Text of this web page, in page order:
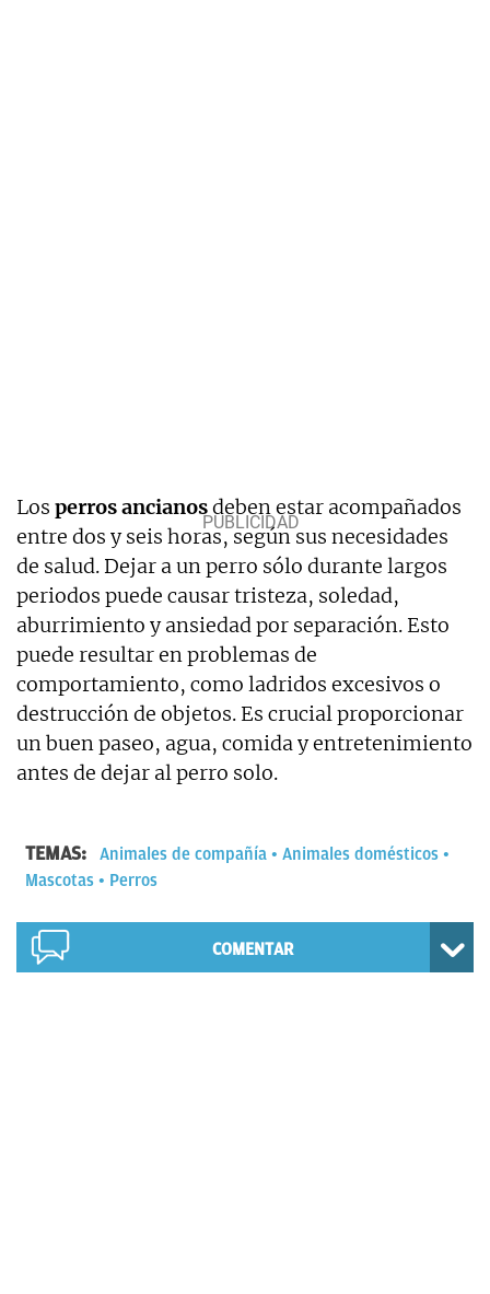
Los perros ancianosdeben estar acompañados
entre dos y seis horas, según sus necesidades
de salud. Dejar a un perro sólo durante largos
periodos puede causar tristeza, soledad,
aburrimiento y ansiedad por separación. Esto
puede resultar en problemas de
comportamiento, como ladridos excesivos o
destrucción de objetos. Es crucial proporcionar
un buen paseo, agua, comida y entretenimiento
antes de dejar al perro solo.
TEMAS: Animales de compañía
Animales domésticos
Mascotas
Perros
COMENTAR